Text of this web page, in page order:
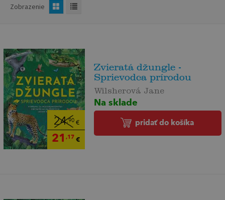
Zobrazenie
24,90€
21 ,17 €
Zvieratá džungle -
Sprievodca prírodou
Wilsherová Jane
Na sklade
pridať do košíka